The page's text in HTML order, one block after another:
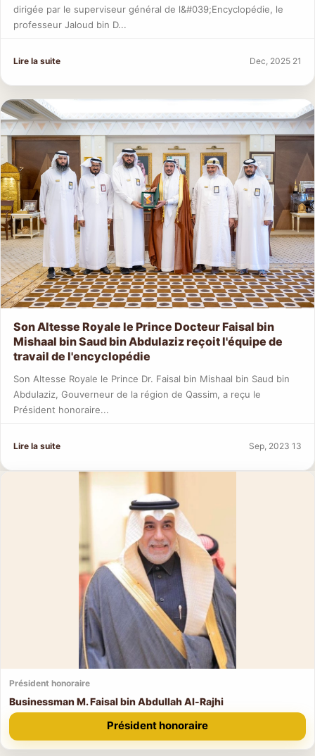
dirigée par le superviseur général de l&#039;Encyclopédie, le
professeur Jaloud bin D...
Lire la suite Dec, 2025 21
Son Altesse Royale le Prince Docteur Faisal bin
Mishaal bin Saud bin Abdulaziz reçoit l'équipe de
travail de l'encyclopédie
Son Altesse Royale le Prince Dr. Faisal bin Mishaal bin Saud bin
Abdulaziz, Gouverneur de la région de Qassim, a reçu le
Président honoraire...
Lire la suite Sep, 2023 13
Président honoraire
Businessman M. Faisal bin Abdullah Al-Rajhi
Président honoraire